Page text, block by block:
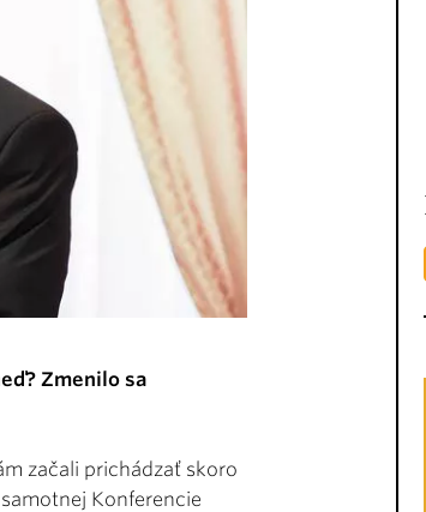
Zmenilo sa
začali prichádzať skoro
Konferencie